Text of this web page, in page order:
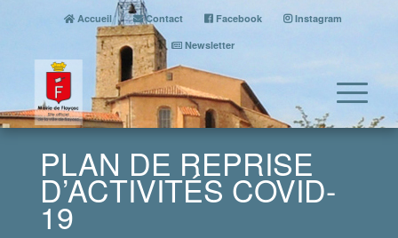
Accueil Contact Facebook
Instagram
Newsletter
PLAN DE REPRISE
D’ACTIVITÉS COVID-
19